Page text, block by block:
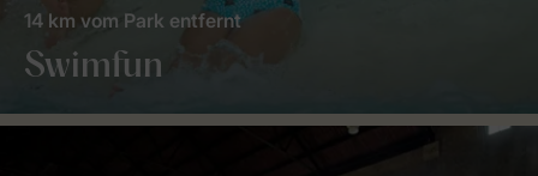
Swimfun
14 km vom Park entfernt